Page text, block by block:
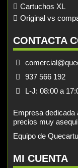
Cartuchos XL
Original vs
CONTACTA
937 566 192
L-J: 08:00 a
Empresa dedicada
precios muy
Equipo de
MI CUENTA